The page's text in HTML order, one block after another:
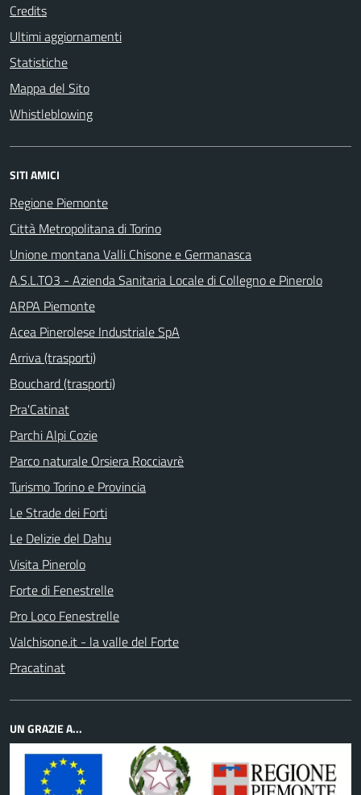
Credits
Ultimi aggiornamenti
Statistiche
Mappa del Sito
Whistleblowing
SITI AMICI
Regione Piemonte
Città Metropolitana di Torino
Unione montana Valli Chisone e Germanasca
A.S.L.TO3 - Azienda Sanitaria Locale di Collegno e Pinerolo
ARPA Piemonte
Acea Pinerolese Industriale SpA
Arriva (trasporti)
Bouchard (trasporti)
Pra'Catinat
Parchi Alpi Cozie
Parco naturale Orsiera Rocciavrè
Turismo Torino e Provincia
Le Strade dei Forti
Le Delizie del Dahu
Visita Pinerolo
Forte di Fenestrelle
Pro Loco Fenestrelle
Valchisone.it - la valle del Forte
Pracatinat
UN GRAZIE A...